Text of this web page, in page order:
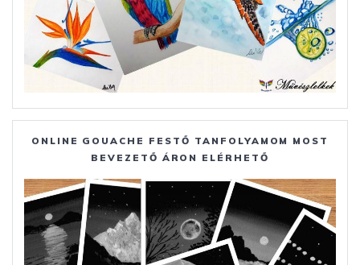
ONLINE GOUACHE FESTŐ TANFOLYAMOM MOST
BEVEZETŐ ÁRON ELÉRHETŐ